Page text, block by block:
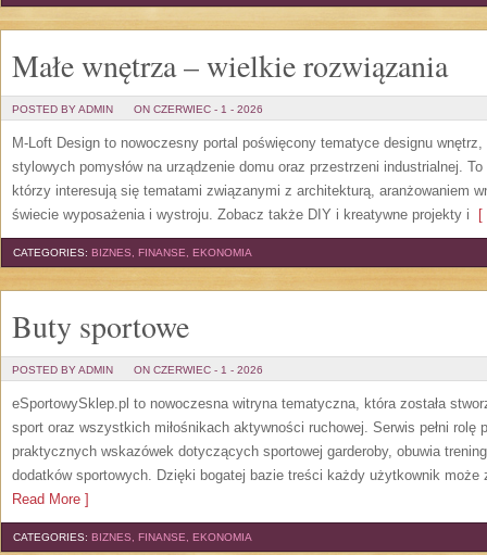
Małe wnętrza – wielkie rozwiązania
POSTED BY ADMIN ON CZERWIEC - 1 - 2026
M-Loft Design to nowoczesny portal poświęcony tematyce designu
stylowych pomysłów na urządzenie domu oraz przestrzeni industrialnej.
którzy interesują się tematami związanymi z architekturą, aranżowaniem
świecie wyposażenia i wystroju. Zobacz także DIY i kreatywne projekty i [
CATEGORIES: BIZNES, FINANSE, EKONOMIA
Buty sportowe
POSTED BY ADMIN ON CZERWIEC - 1 - 2026
eSportowySklep.pl to nowoczesna witryna tematyczna, która została
sport oraz wszystkich miłośnikach aktywności ruchowej. Serwis pełni rolę
praktycznych wskazówek dotyczących sportowej garderoby, obuwia
dodatków sportowych. Dzięki bogatej bazie treści każdy użytkownik może
Read More ]
CATEGORIES: BIZNES, FINANSE, EKONOMIA